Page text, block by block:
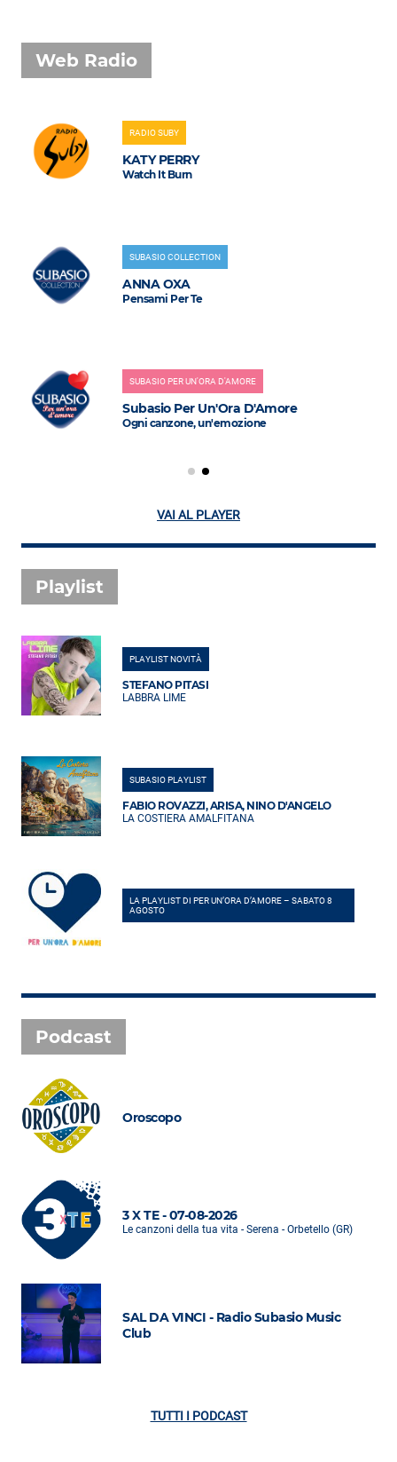
Web Radio
RADIO SUBY
KATY PERRY
Watch It Burn
SUBASIO COLLECTION
ANNA OXA
Pensami Per Te
SUBASIO PER UN'ORA D'AMORE
Subasio Per Un'Ora D'Amore
Ogni canzone, un'emozione
VAI AL PLAYER
Playlist
PLAYLIST NOVITÀ
STEFANO PITASI
LABBRA LIME
SUBASIO PLAYLIST
FABIO ROVAZZI, ARISA, NINO D'ANGELO
LA COSTIERA AMALFITANA
LA PLAYLIST DI PER UN’ORA D’AMORE – SABATO 8
AGOSTO
Podcast
Oroscopo
3 X TE - 07-08-2026
Le canzoni della tua vita - Serena - Orbetello (GR)
SAL DA VINCI - Radio Subasio Music
Club
TUTTI I PODCAST